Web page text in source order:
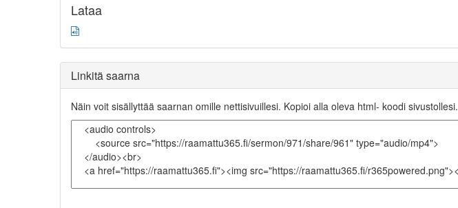
Lataa
Linkitä saarna
Näin voit sisällyttää saarnan omille nettisivuillesi. Kopioi alla oleva html- koodi sivustollesi.